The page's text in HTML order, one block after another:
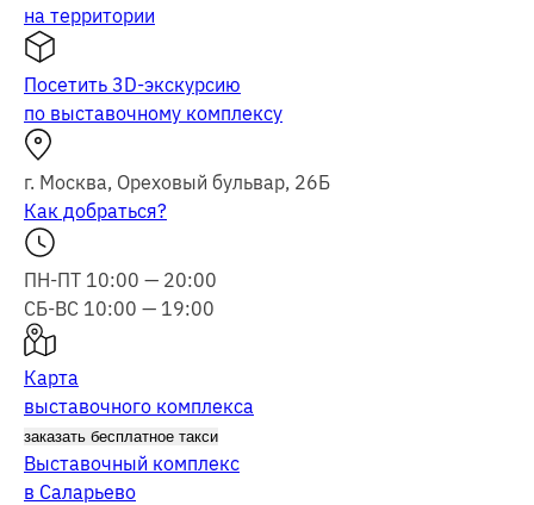
на территории
Посетить 3D-экскурсию
по выставочному комплексу
г. Москва, Ореховый бульвар, 26Б
Как добраться?
ПН-ПТ 10:00 — 20:00
СБ-ВС 10:00 — 19:00
Карта
выставочного комплекса
заказать бесплатное такси
Выставочный комплекс
в Саларьево